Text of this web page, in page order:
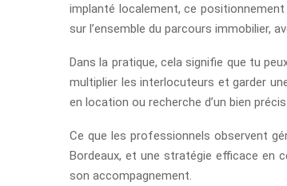
implanté localement, ce
sur l’ensemble du parcours immobilier,
Dans la pratique, cela signifie que tu
multiplier les interlocuteurs et garder
en location ou recherche d’un bien
Ce que les professionnels observent
Bordeaux, et une stratégie efficace en
son accompagnement.